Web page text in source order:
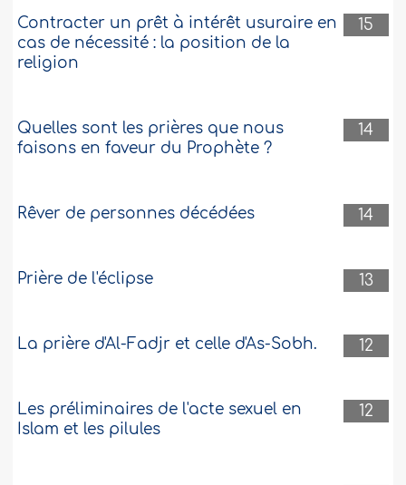
15
Contracter un prêt à intérêt usuraire en
cas de nécessité : la position de la
religion
14
Quelles sont les prières que nous
faisons en faveur du Prophète ?
14
Rêver de personnes décédées
13
Prière de l'éclipse
12
La prière d'Al-Fadjr et celle d'As-Sobh.
12
Les préliminaires de l'acte sexuel en
Islam et les pilules